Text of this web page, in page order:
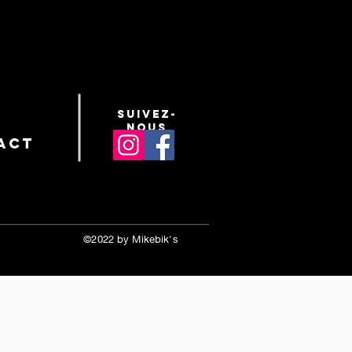
suivez-
nous
©2022 by Mikebik's